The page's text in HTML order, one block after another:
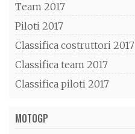
Team 2017
Piloti 2017
Classifica costruttori 2017
Classifica team 2017
Classifica piloti 2017
MOTOGP